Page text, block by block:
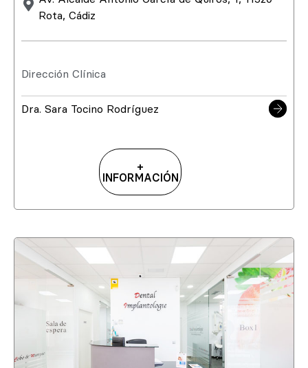
Rota, Cádiz
Dirección Clínica
Dra. Sara Tocino Rodríguez
+
INFORMACIÓN